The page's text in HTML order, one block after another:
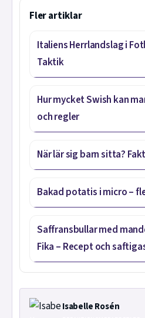
Fler artiklar
Italiens Herrlandslag i
Taktik
Hur mycket Swish kan
och regler
När lär sig barn sitta?
Bakad potatis i micro –
Saffransbullar med
Fika – Recept och
Isabelle Rosén